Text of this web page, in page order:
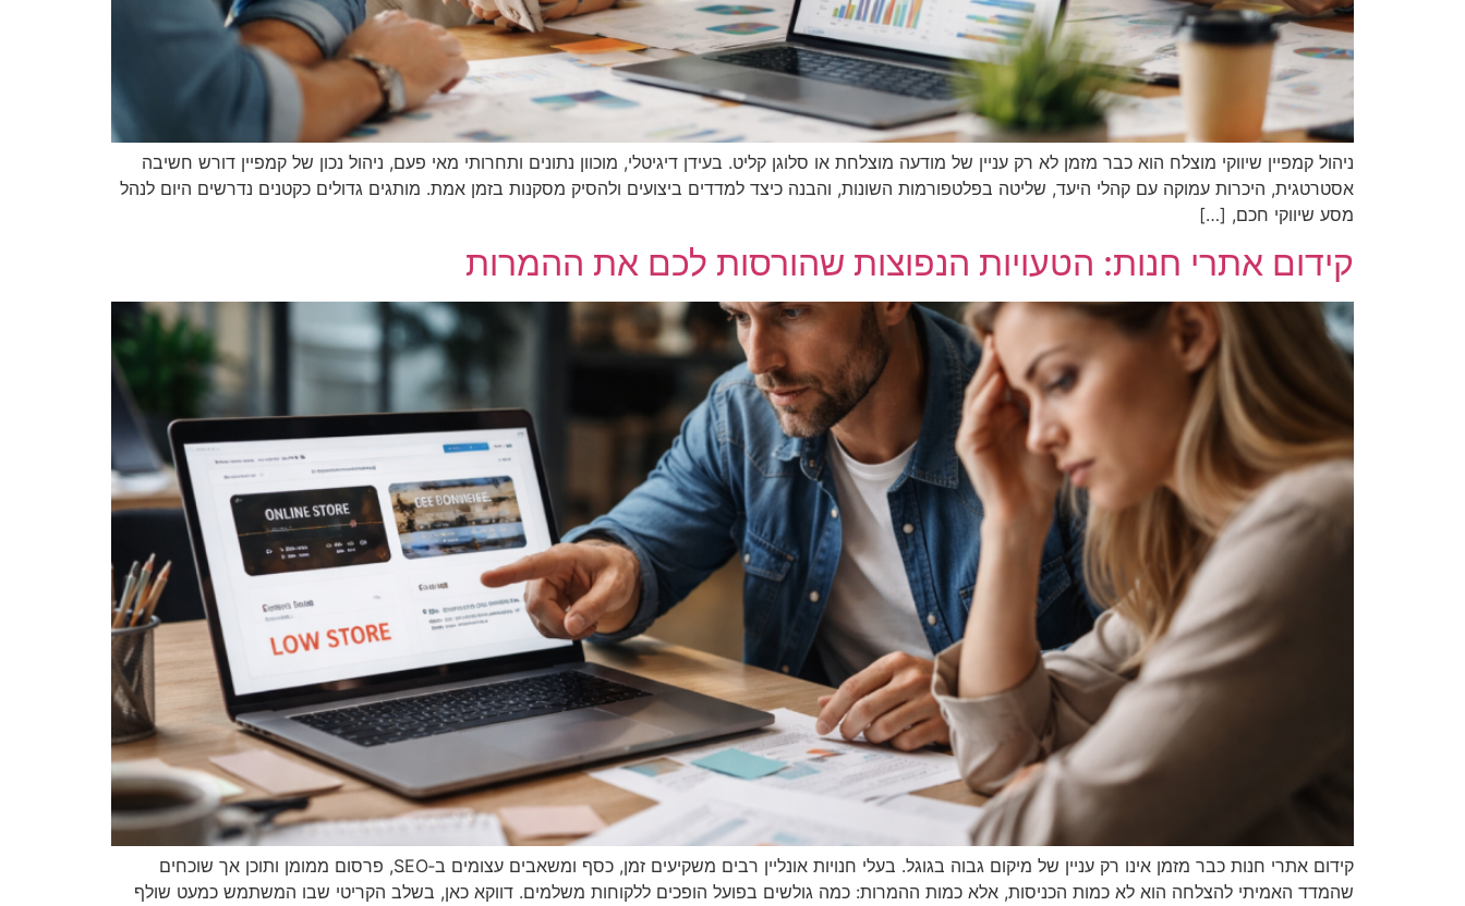
ניהול קמפיין שיווקי מוצלח הוא כבר מזמן לא רק עניין של מודעה מוצלחת או סלוגן קליט. בעידן דיגיטלי, מוכוון נתונים ותחרותי מאי פעם, ניהול נכון של קמפיין דורש חשיבה
אסטרטגית, היכרות עמוקה עם קהלי היעד, שליטה בפלטפורמות השונות, והבנה כיצד למדדים ביצועים ולהסיק מסקנות בזמן אמת. מותגים גדולים כקטנים נדרשים היום לנהל
מסע שיווקי חכם, […]
קידום אתרי חנות: הטעויות הנפוצות שהורסות לכם את ההמרות
קידום אתרי חנות כבר מזמן אינו רק עניין של מיקום גבוה בגוגל. בעלי חנויות אונליין רבים משקיעים זמן, כסף ומשאבים עצומים ב‑SEO, פרסום ממומן ותוכן אך שוכחים
שהמדד האמיתי להצלחה הוא לא כמות הכניסות, אלא כמות ההמרות: כמה גולשים בפועל הופכים ללקוחות משלמים. דווקא כאן, בשלב הקריטי שבו המשתמש כמעט שולף